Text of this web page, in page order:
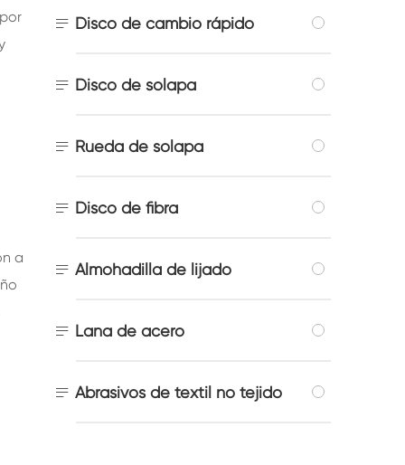
a
 Disco de cambio rápido
 Disco de solapa
 Rueda de solapa
 Disco de fibra
 Almohadilla de lijado
 Lana de acero
 Abrasivos de textil no tejido